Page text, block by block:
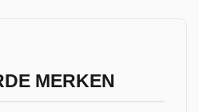
MERKEN